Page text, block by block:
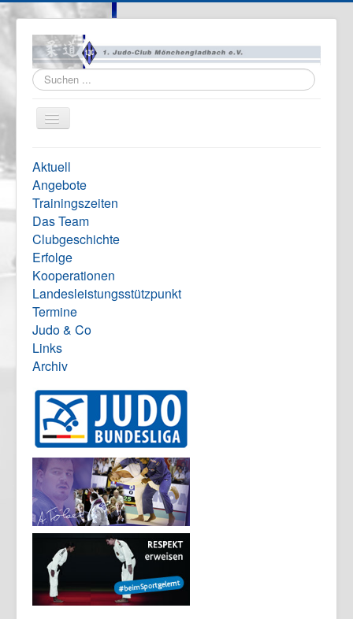
Suchen
...
Navigation
Vereinsinfo
Formulare
Impressum
Aktuell
Angebote
Trainingszeiten
Das Team
Clubgeschichte
Erfolge
Kooperationen
Landesleistungsstützpunkt
Termine
Judo & Co
Links
Archiv